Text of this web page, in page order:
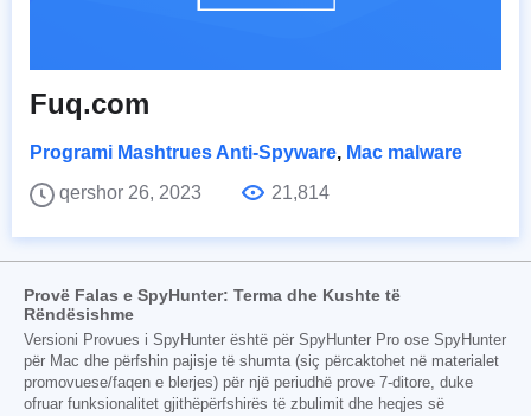
Fuq.com
Programi Mashtrues Anti-Spyware, Mac malware
qershor 26, 2023
21,814
Provë Falas e SpyHunter: Terma dhe Kushte të
Rëndësishme
Versioni Provues i SpyHunter është për SpyHunter Pro ose SpyHunter
për Mac dhe përfshin pajisje të shumta (siç përcaktohet në materialet
promovuese/faqen e blerjes) për një periudhë prove 7-ditore, duke
ofruar funksionalitet gjithëpërfshirës të zbulimit dhe heqjes së